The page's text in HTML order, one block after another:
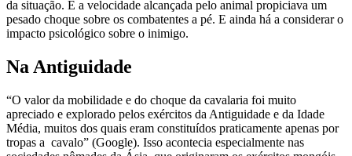
da situação. E a velocidade alcançada pelo animal propiciava um
pesado choque sobre os combatentes a pé. E ainda há a considerar o
impacto psicológico sobre o inimigo.
Na Antiguidade
“O valor da mobilidade e do choque da cavalaria foi muito
apreciado e explorado pelos exércitos da Antiguidade e da Idade
Média, muitos dos quais eram constituídos praticamente apenas por
tropas a cavalo” (Google). Isso acontecia especialmente nas